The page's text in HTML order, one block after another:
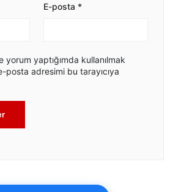
E-posta *
yorum yaptığımda kullanılmak
posta adresimi bu tarayıcıya